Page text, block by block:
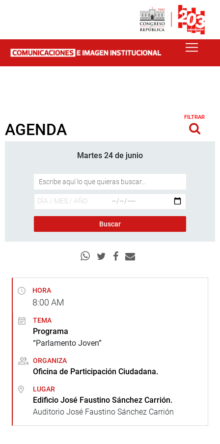
AGENDA
FILTRAR
Martes 24 de junio
HORA
8:00 AM
TEMA
Programa
“Parlamento Joven”
ORGANIZA
Oficina de Participación Ciudadana.
LUGAR
Edificio José Faustino Sánchez Carrión.
Auditorio José Faustino Sánchez Carrión